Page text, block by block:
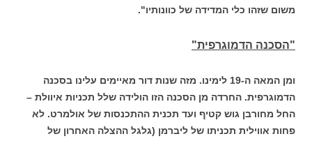
משום שזהו כלי המדידה של כוונותיו".
"הסכנה הדמוגרפית"
ומן המאה ה-19 לימינו. מזה שנות דור מאיימים עלינו בסכנה
הדמוגרפית. החרדה מן הסכנה הזו הולידה שלל תכניות איוולת –
החל מחורבן גוש קטיף ועד תכנית ההתכנסות של אולמרט. לא
פחות אווילית תכניתו של ליברמן (גלגל ההצלה האחרון של